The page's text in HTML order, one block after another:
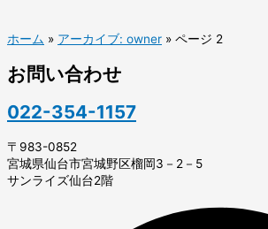
ホーム » アーカイブ: owner » ページ 2
お問い合わせ
022-354-1157
〒983-0852
宮城県仙台市宮城野区榴岡3－2－5
サンライズ仙台2階​